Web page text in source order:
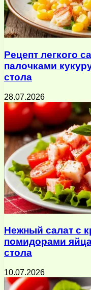
Рецепт легкого
палочками
стола
28.07.2026
Нежный салат с
помидорами
стола
10.07.2026